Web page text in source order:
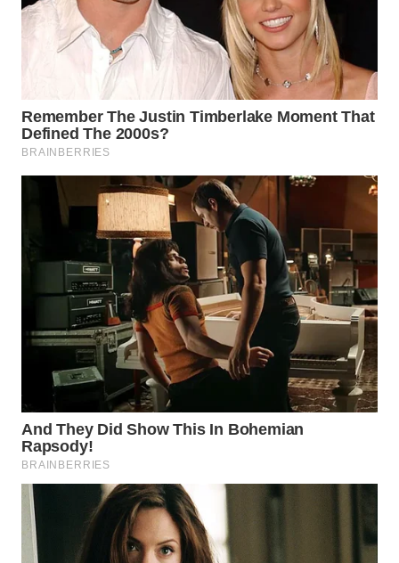
GORONTALO
WN
MALUKU
WN
MALUT
WN
WN
DANAU
WN
NIAS
TAPANULI